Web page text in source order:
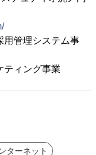
用管理システム事
ング事業
ターネット